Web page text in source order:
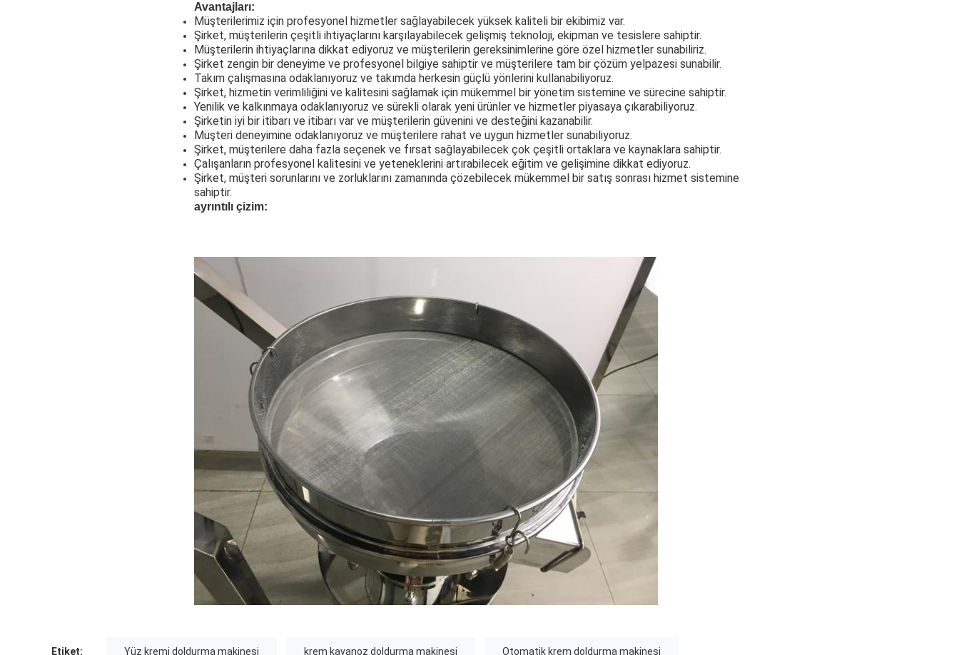
Avantajları:
Müşterilerimiz için profesyonel hizmetler sağlayabilecek yüksek kaliteli bir ekibimiz var.
Şirket, müşterilerin çeşitli ihtiyaçlarını karşılayabilecek gelişmiş teknoloji, ekipman ve tesislere sahiptir.
Müşterilerin ihtiyaçlarına dikkat ediyoruz ve müşterilerin gereksinimlerine göre özel hizmetler sunabiliriz.
Şirket zengin bir deneyime ve profesyonel bilgiye sahiptir ve müşterilere tam bir çözüm yelpazesi sunabilir.
Takım çalışmasına odaklanıyoruz ve takımda herkesin güçlü yönlerini kullanabiliyoruz.
Şirket, hizmetin verimliliğini ve kalitesini sağlamak için mükemmel bir yönetim sistemine ve sürecine sahiptir.
Yenilik ve kalkınmaya odaklanıyoruz ve sürekli olarak yeni ürünler ve hizmetler piyasaya çıkarabiliyoruz.
Şirketin iyi bir itibarı ve itibarı var ve müşterilerin güvenini ve desteğini kazanabilir.
Müşteri deneyimine odaklanıyoruz ve müşterilere rahat ve uygun hizmetler sunabiliyoruz.
Şirket, müşterilere daha fazla seçenek ve fırsat sağlayabilecek çok çeşitli ortaklara ve kaynaklara sahiptir.
Çalışanların profesyonel kalitesini ve yeteneklerini artırabilecek eğitim ve gelişimine dikkat ediyoruz.
Şirket, müşteri sorunlarını ve zorluklarını zamanında çözebilecek mükemmel bir satış sonrası hizmet sistemine
sahiptir.
ayrıntılı çizim:
Etiket: Yüz kremi doldurma makinesi krem kavanoz doldurma makinesi Otomatik krem doldurma makinesi